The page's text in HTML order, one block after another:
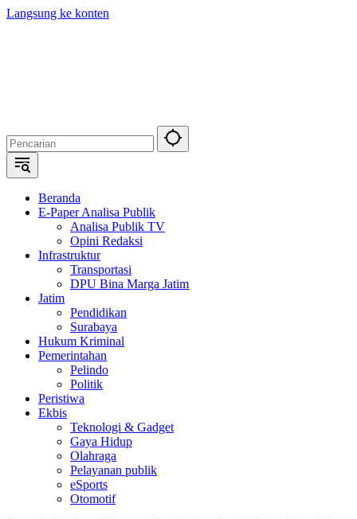
Langsung ke konten
Beranda
E-Paper Analisa Publik
Analisa Publik TV
Opini Redaksi
Infrastruktur
Transportasi
DPU Bina Marga Jatim
Jatim
Pendidikan
Surabaya
Hukum Kriminal
Pemerintahan
Pelindo
Politik
Peristiwa
Ekbis
Teknologi & Gadget
Gaya Hidup
Olahraga
Pelayanan publik
eSports
Otomotif